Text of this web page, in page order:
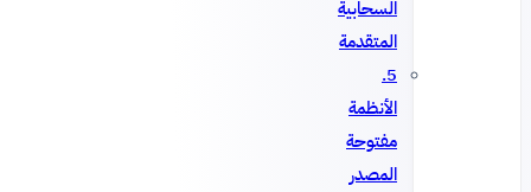
السحابية
المتقدمة
5.
الأنظمة
مفتوحة
المصدر